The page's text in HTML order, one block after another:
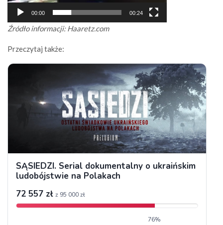
00:00 00:24
Źródło informacji: Haaretz.com
Przeczytaj także: